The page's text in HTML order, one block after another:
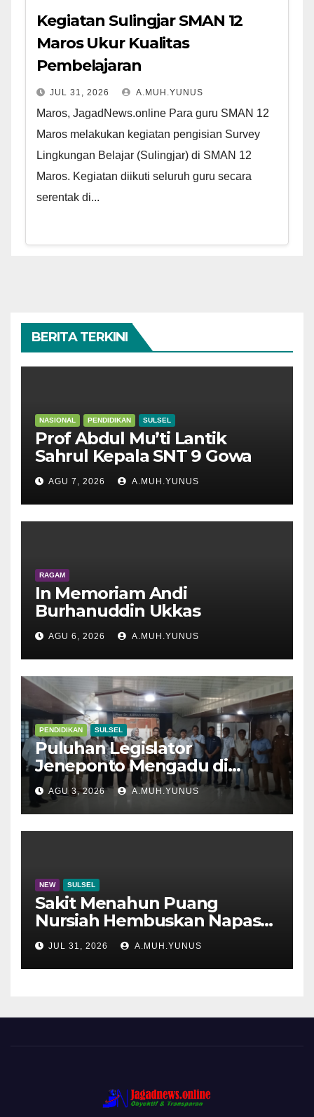
Kegiatan Sulingjar SMAN 12
Maros Ukur Kualitas
Pembelajaran
JUL 31, 2026 A.MUH.YUNUS
Maros, JagadNews.online Para guru SMAN 12
Maros melakukan kegiatan pengisian Survey
Lingkungan Belajar (Sulingjar) di SMAN 12
Maros. Kegiatan diikuti seluruh guru secara
serentak di...
BERITA TERKINI
NASIONAL PENDIDIKAN SULSEL
Prof Abdul Mu’ti Lantik
Sahrul Kepala SNT 9 Gowa
AGU 7, 2026 A.MUH.YUNUS
RAGAM
In Memoriam Andi
Burhanuddin Ukkas
AGU 6, 2026 A.MUH.YUNUS
PENDIDIKAN SULSEL
Puluhan Legislator
Jeneponto Mengadu di
Disdik Sulsel
AGU 3, 2026 A.MUH.YUNUS
NEW SULSEL
Sakit Menahun Puang
Nursiah Hembuskan Napas
Terakhir
JUL 31, 2026 A.MUH.YUNUS